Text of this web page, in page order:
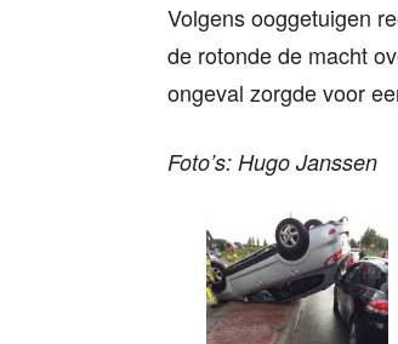
Volgens ooggetuigen
de rotonde de macht
ongeval zorgde voor
Foto’s: Hugo Janssen